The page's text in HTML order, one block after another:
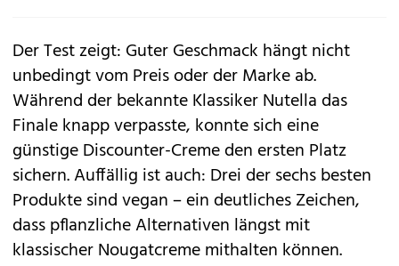
Der Test zeigt: Guter Geschmack hängt nicht
unbedingt vom Preis oder der Marke ab.
Während der bekannte Klassiker Nutella das
Finale knapp verpasste, konnte sich eine
günstige Discounter-Creme den ersten Platz
sichern. Auffällig ist auch: Drei der sechs besten
Produkte sind vegan – ein deutliches Zeichen,
dass pflanzliche Alternativen längst mit
klassischer Nougatcreme mithalten können.